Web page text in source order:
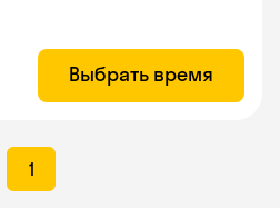
Выбрать время
1